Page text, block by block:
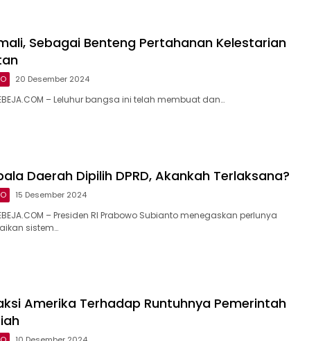
Sebagai Benteng Pertahanan Kelestarian
20 Desember 2024
– Leluhur bangsa ini telah membuat dan…
Daerah Dipilih DPRD, Akankah Terlaksana?
15 Desember 2024
– Presiden RI Prabowo Subianto menegaskan perlunya
sistem…
Amerika Terhadap Runtuhnya Pemerintah